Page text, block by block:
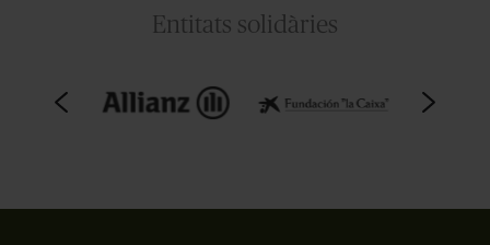
Entitats solidàries